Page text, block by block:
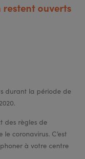
restent ouverts
durant la période de
des règles de
coronavirus. C’est
à votre centre